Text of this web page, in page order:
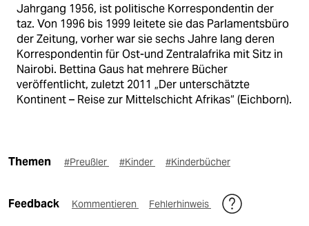
Jahrgang 1956, ist politische Korrespondentin der
taz. Von 1996 bis 1999 leitete sie das Parlamentsbüro
der Zeitung, vorher war sie sechs Jahre lang deren
Korrespondentin für Ost-und Zentralafrika mit Sitz in
Nairobi. Bettina Gaus hat mehrere Bücher
veröffentlicht, zuletzt 2011 „Der unterschätzte
Kontinent – Reise zur Mittelschicht Afrikas“ (Eichborn).
Themen #Preußler #Kinder #Kinderbücher
Feedback Kommentieren Fehlerhinweis